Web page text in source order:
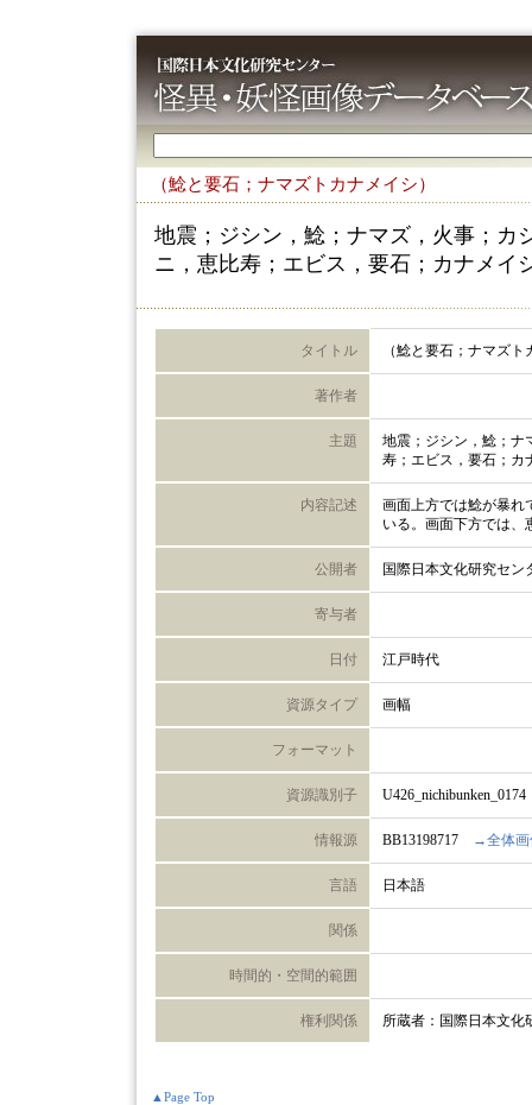
（鯰と要石；ナマズトカナメイシ）
地震；ジシン，鯰；ナマズ，火事；カ
ニ，恵比寿；エビス，要石；カナメイ
タイトル （鯰と要石；ナマズ
著作者
主題
地震；ジシン，鯰；ナ
寿；エビス，要石；カ
内容記述
画面上方では鯰が暴れ
いる。画面下方では、
公開者 国際日本文化研究セン
寄与者
日付 江戸時代
資源タイプ 画幅
フォーマット
資源識別子 U426_nichibunken_0174
情報源 BB13198717 →全体画
言語 日本語
関係
時間的・空間的範囲
権利関係 所蔵者：国際日本文化
▲Page Top